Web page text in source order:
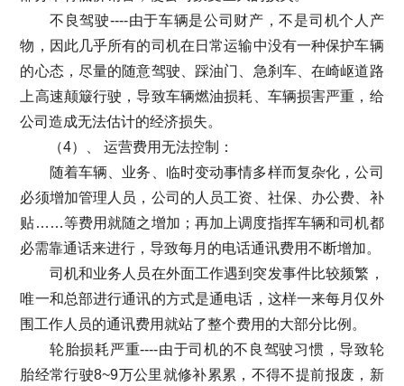
不良驾驶----由于车辆是公司财产，不是司机个人产
物，因此几乎所有的司机在日常运输中没有一种保护车辆
的心态，尽量的随意驾驶、踩油门、急刹车、在崎岖道路
上高速颠簸行驶，导致车辆燃油损耗、车辆损害严重，给
公司造成无法估计的经济损失。
（4）、 运营费用无法控制：
随着车辆、业务、临时变动事情多样而复杂化，公司
必须增加管理人员，公司的人员工资、社保、办公费、补
贴……等费用就随之增加；再加上调度指挥车辆和司机都
必需靠通话来进行，导致每月的电话通讯费用不断增加。
司机和业务人员在外面工作遇到突发事件比较频繁，
唯一和总部进行通讯的方式是通电话，这样一来每月仅外
围工作人员的通讯费用就站了整个费用的大部分比例。
轮胎损耗严重----由于司机的不良驾驶习惯，导致轮
胎经常行驶8~9万公里就修补累累，不得不提前报废，新